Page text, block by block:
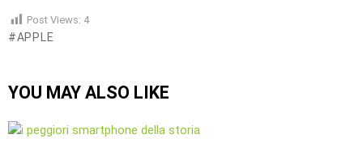
Post Views: 4
APPLE
YOU MAY ALSO LIKE